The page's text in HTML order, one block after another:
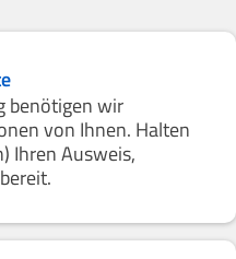
benötigen wir
von Ihnen. Halten
Ihren Ausweis,